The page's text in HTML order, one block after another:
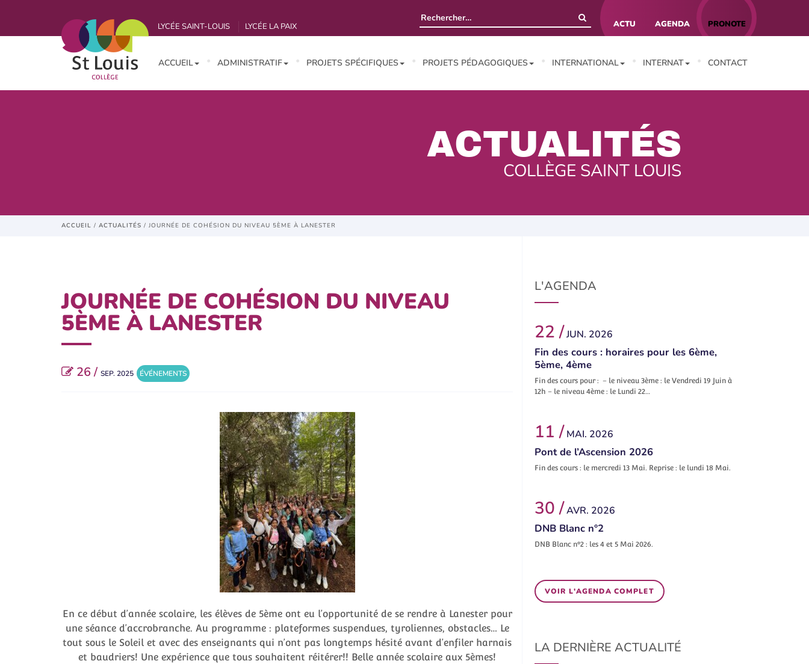
LYCÉE SAINT-LOUIS LYCÉE LA PAIX
Rechercher :
PRONOTE
AGENDA
ACTU
ACCUEIL ADMINISTRATIF PROJETS SPÉCIFIQUES PROJETS PÉDAGOGIQUES INTERNATIONAL INTERNAT CONTACT
ACTUALITÉS
COLLÈGE SAINT LOUIS
ACCUEIL / ACTUALITÉS / JOURNÉE DE COHÉSION DU NIVEAU 5ÈME À LANESTER
JOURNÉE DE COHÉSION DU NIVEAU
5ÈME À LANESTER
26 / SEP. 2025 ÉVÉNEMENTS
En ce début d’année scolaire, les élèves de 5ème ont eu l’opportunité de se rendre à Lanester pour
une séance d’accrobranche. Au programme : plateformes suspendues, tyroliennes, obstacles… Le
tout sous le Soleil et avec des enseignants qui n’ont pas longtemps hésité avant d’enfiler harnais
et baudriers! Une expérience que tous souhaitent réitérer!! Belle année scolaire aux 5èmes!
L'AGENDA
22 /JUN. 2026
Fin des cours : horaires pour les 6ème,
5ème, 4ème
Fin des cours pour : – le niveau 3ème : le Vendredi 19 Juin à
12h – le niveau 4ème : le Lundi 22…
11 / MAI. 2026
Pont de l’Ascension 2026
Fin des cours : le mercredi 13 Mai. Reprise : le lundi 18 Mai.
30 /AVR. 2026
DNB Blanc n°2
DNB Blanc n°2 : les 4 et 5 Mai 2026.
VOIR L'AGENDA COMPLET
LA DERNIÈRE ACTUALITÉ